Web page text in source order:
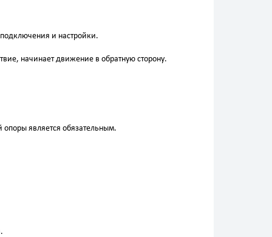
и настройки.
начинает движение в обратную сторону.
является обязательным.